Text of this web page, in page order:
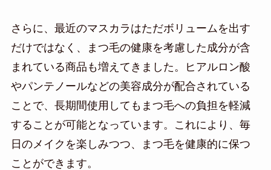
さらに、最近のマスカラはただボリュームを出す
だけではなく、まつ毛の健康を考慮した成分が含
まれている商品も増えてきました。ヒアルロン酸
やパンテノールなどの美容成分が配合されている
ことで、長期間使用してもまつ毛への負担を軽減
することが可能となっています。これにより、毎
日のメイクを楽しみつつ、まつ毛を健康的に保つ
ことができます。